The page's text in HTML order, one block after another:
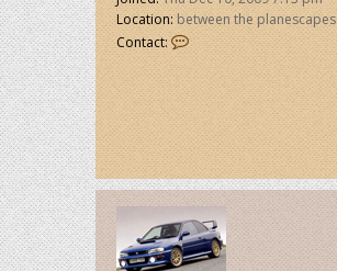
Location:between the planescapes
Contact:
C
o
n
t
a
c
t
p
e
n
z
a
t